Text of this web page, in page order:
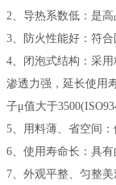
2、导热系数低：是
3、防火性能好：符
4、闭泡式结构：采
渗透力强，延长使用
子μ值大于
5、用料薄、省空间
6、使用寿命长：具
7、外观平整、匀整